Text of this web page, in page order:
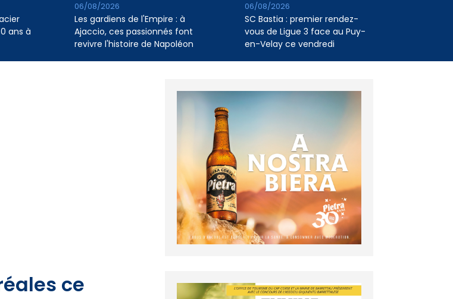
ans à
Les gardiens de l'Empire : à
Ajaccio, ces passionnés font
revivre l'histoire de Napoléon
06/08/2026
SC Bastia : premier rendez-
vous de Ligue 3 face au Puy-
en-Velay ce vendredi
06/08/2026
ce